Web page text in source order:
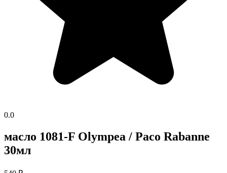
0.0
масло 1081-F Olympea / Paco Rabanne
30мл